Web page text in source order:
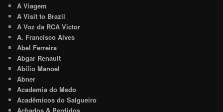
A Viagem
A Visit to Brazil
A Voz da RCA Victor
A. Francisco Alves
Abel Ferreira
Abgar Renault
Abílio Manoel
Abner
Academia do Medo
Acadêmicos do Salgueiro